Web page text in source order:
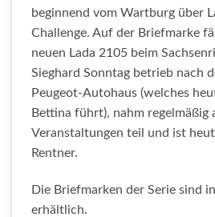
beginnend vom Wartburg über
Challenge. Auf der Briefmarke
neuen Lada 2105 beim
Sieghard Sonntag betrieb nach
Peugeot-Autohaus (welches
Bettina führt), nahm regelmäßig
Veranstaltungen teil und ist
Rentner.
Die Briefmarken der Serie sind
erhältlich.